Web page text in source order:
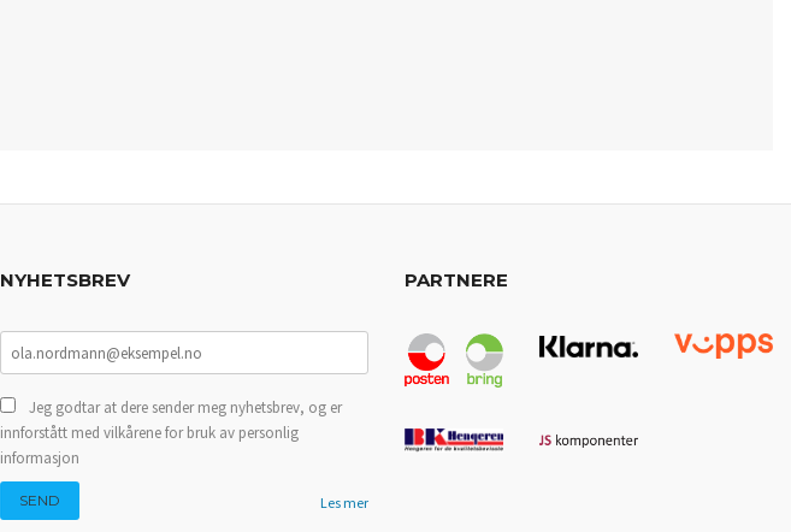
NYHETSBREV
Jeg godtar at dere sender meg nyhetsbrev, og er
innforstått med vilkårene for bruk av personlig
informasjon
Les mer
PARTNERE